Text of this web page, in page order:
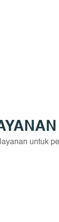
untuk